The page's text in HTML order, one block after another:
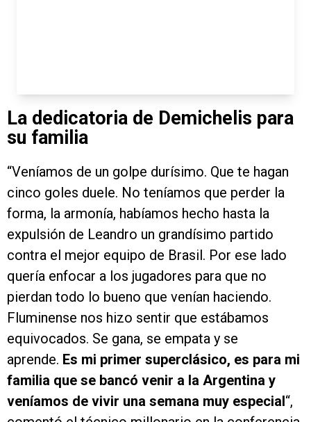
La dedicatoria de Demichelis para
su familia
“Veníamos de un golpe durísimo. Que te hagan
cinco goles duele. No teníamos que perder la
forma, la armonía, habíamos hecho hasta la
expulsión de Leandro un grandísimo partido
contra el mejor equipo de Brasil. Por ese lado
quería enfocar a los jugadores para que no
pierdan todo lo bueno que venían haciendo.
Fluminense nos hizo sentir que estábamos
equivocados. Se gana, se empata y se
aprende. Es mi primer superclásico, es para mi
familia que se bancó venir a la Argentina y
veníamos de vivir una semana muy especial “,